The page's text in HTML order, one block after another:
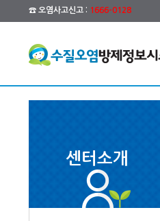
☎ 오염사고신고 : 1666-0128
센터소개